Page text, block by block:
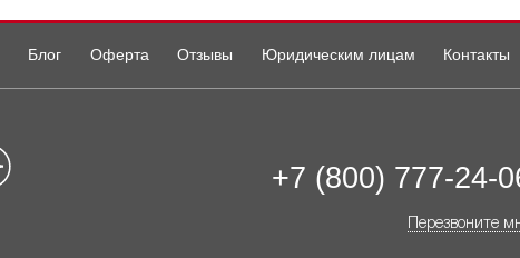
Блог Оферта Отзывы Юридическим лицам Контакты
+7 (800) 777-24-
Перезвоните